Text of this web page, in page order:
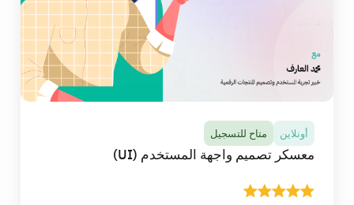
أونلاين متاح للتسجيل
معسكر تصميم واجهة المستخدم (UI)